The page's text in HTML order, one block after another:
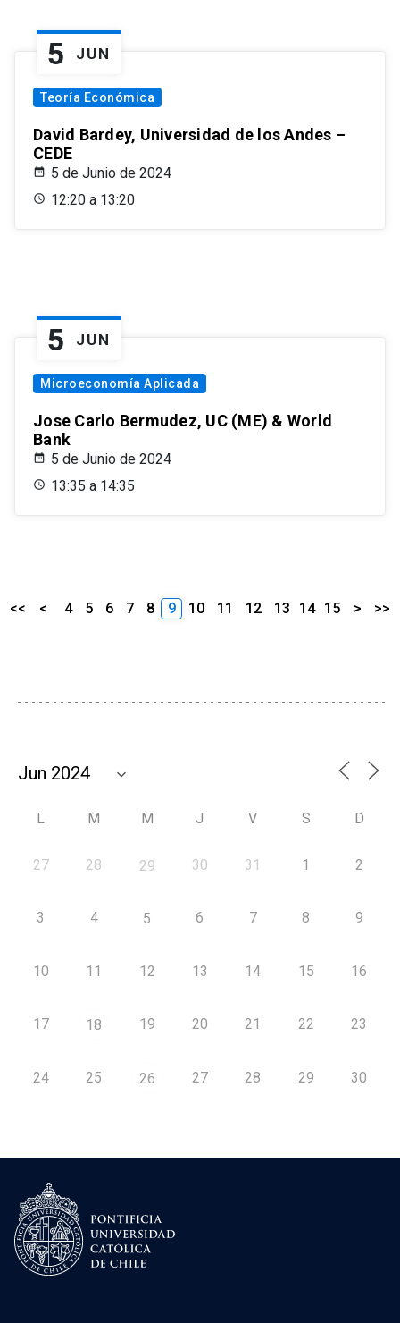
5 JUN
Teoría Económica
David Bardey, Universidad de los Andes –
CEDE
5 de Junio de 2024
12:20 a 13:20
5 JUN
Microeconomía Aplicada
Jose Carlo Bermudez, UC (ME) & World
Bank
5 de Junio de 2024
13:35 a 14:35
<< < 4 5 6 7 8 9 10 11 12 13 14 15 > >>
L M M J V S D
27 28 29 30 31 1 2
3 4 5 6 7 8 9
10 11 12 13 14 15 16
17 18 19 20 21 22 23
24 25 26 27 28 29 30